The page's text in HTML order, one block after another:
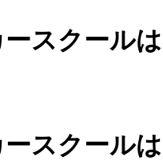
スクールは
スクールは